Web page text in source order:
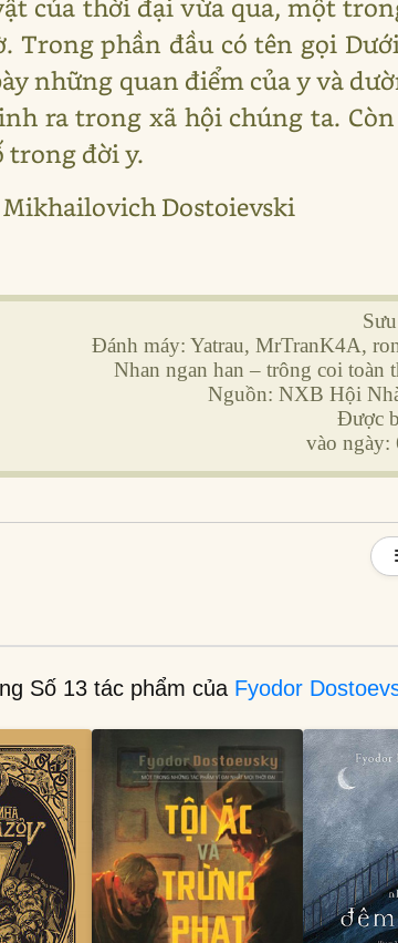
của thời đại vừa qua, một
Trong phần đầu có tên gọi
những quan điểm của y và
ra trong xã hội chúng ta.
trong đời y.
Dostoievski
Đánh máy: Yatrau, MrTranK4A,
Nhan ngan han – trông coi toàn
Nguồn: NXB Hội
Được
vào ngày:
Số 13 tác phẩm của Fyodor